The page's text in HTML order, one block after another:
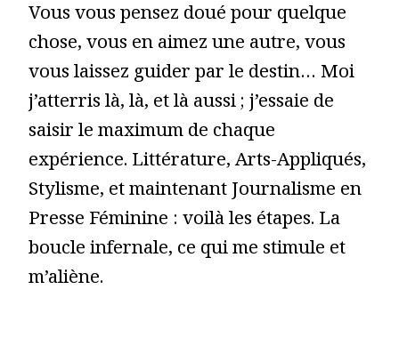
Vous vous pensez doué pour quelque
chose, vous en aimez une autre, vous
vous laissez guider par le destin… Moi
j’atterris là, là, et là aussi ; j’essaie de
saisir le maximum de chaque
expérience. Littérature, Arts-Appliqués,
Stylisme, et maintenant Journalisme en
Presse Féminine : voilà les étapes. La
boucle infernale, ce qui me stimule et
m’aliène.